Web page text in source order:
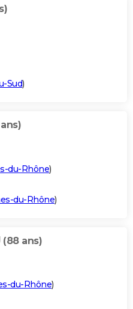
Sud)
du-Rhône)
du-Rhône)
(88 ans)
du-Rhône)